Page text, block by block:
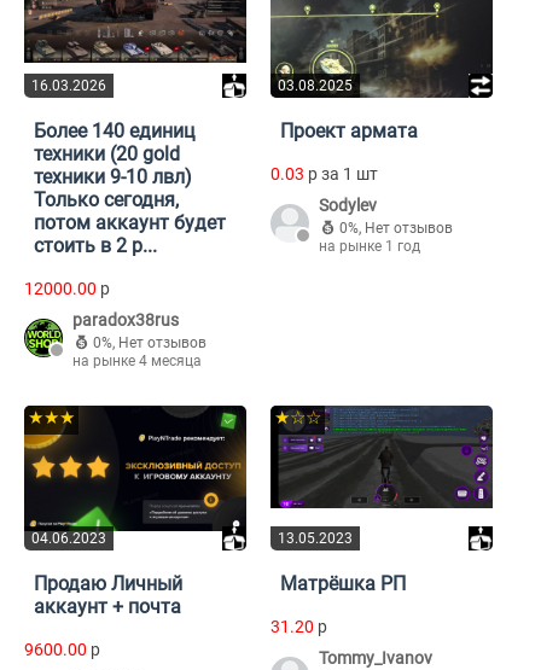
16.03.2026
Более 140 единиц
техники (20 gold
техники 9-10 лвл)
Только сегодня,
потом аккаунт будет
стоить в 2 р...
12000.00 p
paradox38rus
0%, Нет отзывов
на рынке 4 месяца
03.08.2025
Проект армата
0.03 p за 1 шт
Sodylev
0%, Нет отзывов
на рынке 1 год
04.06.2023
★★★
Продаю Личный
аккаунт + почта
9600.00 p
13.05.2023
★☆☆
Матрёшка РП
31.20 p
Tommy_Ivanov